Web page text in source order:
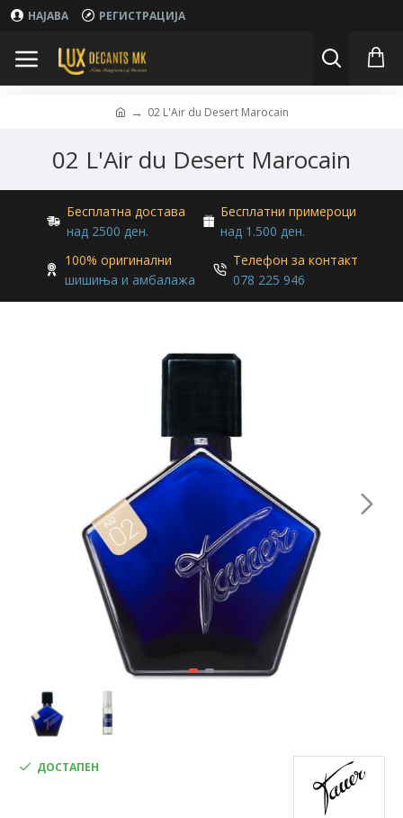
НАЈАВА РЕГИСТРАЦИЈА
02 L'Air du Desert Marocain
02 L'Air du Desert Marocain
Бесплатна достава
над 2500 ден.
Бесплатни примероци
над 1.500 ден.
100% оригинални
шишиња и амбалажа
Телефон за контакт
078 225 946
ДОСТАПЕН